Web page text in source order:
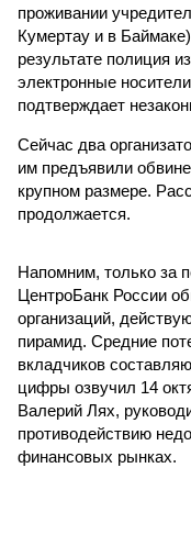
проживании
Кумертау и в
результате полиция
электронные
подтверждает
Сейчас два
им предъявили
крупном размере.
продолжается.
Напомним, только за
ЦентроБанк России
организаций,
пирамид. Средние
вкладчиков
цифры озвучил 14
Валерий Лях,
противодействию
финансовых рынках.